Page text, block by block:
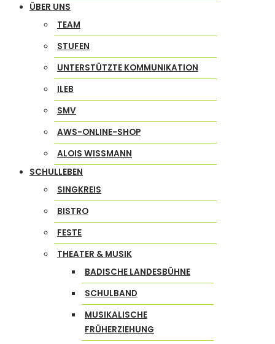
ÜBER UNS
TEAM
STUFEN
UNTERSTÜTZTE KOMMUNIKATION
ILEB
SMV
AWS-ONLINE-SHOP
ALOIS WISSMANN
SCHULLEBEN
SINGKREIS
BISTRO
FESTE
THEATER & MUSIK
BADISCHE LANDESBÜHNE
SCHULBAND
MUSIKALISCHE
FRÜHERZIEHUNG